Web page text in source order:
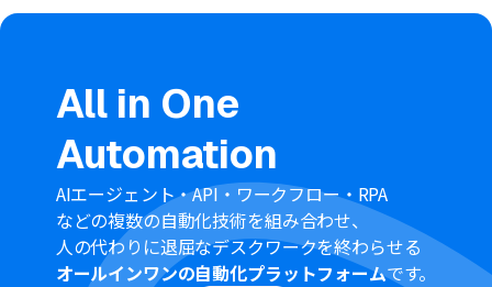
All in One
Automation
AIエージェント・API・ワークフロー・RPA
などの複数の自動化技術を組み合わせ、
人の代わりに退屈なデスクワークを終わらせる
オールインワンの自動化プラットフォームです。